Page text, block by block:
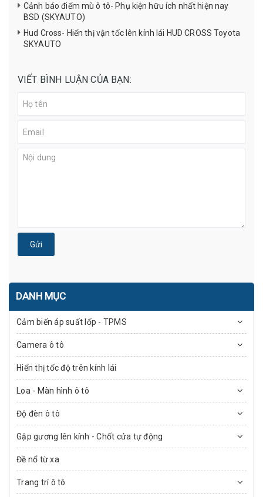
Cảnh báo điểm mù ô tô- Phụ kiện hữu ích nhất hiện nay
BSD (SKYAUTO)
Hud Cross- Hiển thị vận tốc lên kính lái HUD CROSS Toyota
SKYAUTO
VIẾT BÌNH LUẬN CỦA BẠN:
Gửi
DANH MỤC
Cảm biến áp suất lốp - TPMS
Camera ô tô
Hiển thị tốc độ trên kính lái
Loa - Màn hình ô tô
Độ đèn ô tô
Gập gương lên kính - Chốt cửa tự động
Đề nổ từ xa
Trang trí ô tô